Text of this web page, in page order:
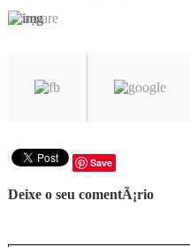
Save
Deixe o seu comentÃ¡rio